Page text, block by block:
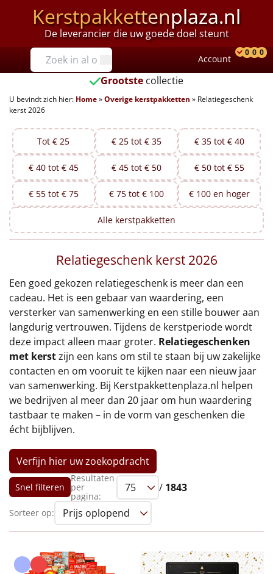
Kerstpakkettenplaza.nl
De leverancier die uw goede doel steunt
Prijzen
Tot €25
€25 tot €35
€35 tot €40
€40 tot €45
€45 tot €50
€50 tot €55
€75 tot €100
€100 en hoger
Alle kerstpakketten 2026
Thema
Origineel
Rituals
Luxe
Mannen
Vrouwen
Duurzaam
Leuke
Account
0 0 0
Grootste collectie
U bevindt zich hier: Home»Overige kerstpakketten » Relatiegeschenk
kerst 2026
Tot € 25 € 25 tot € 35 € 35 tot € 40
€ 40 tot € 45 € 45 tot € 50 € 50 tot € 55
€ 55 tot € 75 € 75 tot € 100 € 100 en hoger
Alle kerstpakketten
Relatiegeschenk kerst 2026
Een goed gekozen relatiegeschenk is meer dan een
cadeau. Het is een gebaar van waardering, een
versterker van samenwerking en een stille bouwer aan
langdurig vertrouwen. Tijdens de kerstperiode wordt
deze impact alleen maar groter. Relatiegeschenken
met kerstzijn een kans om stil te staan bij uw zakelijke
contacten en om vooruit te kijken naar een nieuw jaar
van samenwerking. Bij Kerstpakkettenplaza.nl helpen
we bedrijven al meer dan 20 jaar om hun waardering
tastbaar te maken – in de vorm van geschenken die
écht bijblijven.
Verfijn hier uw zoekopdracht
Snel filteren
Resultaten
per
pagina:
/ 1843
Sorteer op: